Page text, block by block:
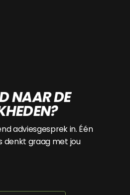
NAAR DE
adviesgesprek in. Één
denkt graag met jou